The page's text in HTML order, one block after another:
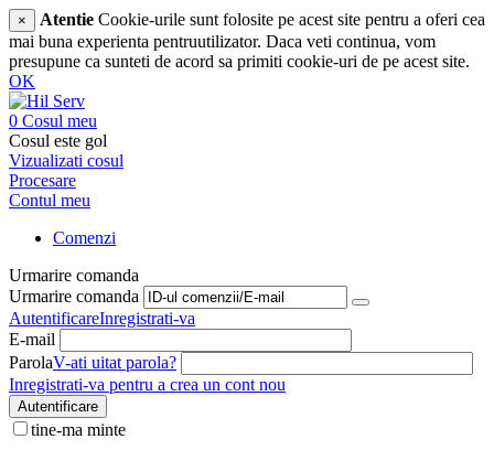
× Atentie Cookie-urile sunt folosite pe acest site pentru a oferi cea
mai buna experienta pentruutilizator. Daca veti continua, vom
presupune ca sunteti de acord sa primiti cookie-uri de pe acest site.
OK
0 Cosul meu
Cosul este gol
Vizualizati cosul
Procesare
Contul meu
Comenzi
Urmarire comanda
Urmarire comanda
AutentificareInregistrati-va
E-mail
ParolaV-ati uitat parola?
Inregistrati-va pentru a crea un cont nou
Autentificare
tine-ma minte